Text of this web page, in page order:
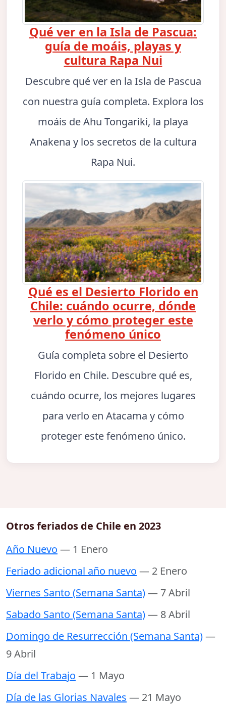
Qué ver en la Isla de Pascua:
guía de moáis, playas y
cultura Rapa Nui
Descubre qué ver en la Isla de Pascua
con nuestra guía completa. Explora los
moáis de Ahu Tongariki, la playa
Anakena y los secretos de la cultura
Rapa Nui.
Qué es el Desierto Florido en
Chile: cuándo ocurre, dónde
verlo y cómo proteger este
fenómeno único
Guía completa sobre el Desierto
Florido en Chile. Descubre qué es,
cuándo ocurre, los mejores lugares
para verlo en Atacama y cómo
proteger este fenómeno único.
Otros feriados de Chile en 2023
Año Nuevo — 1 Enero
Feriado adicional año nuevo — 2 Enero
Viernes Santo (Semana Santa)— 7 Abril
Sabado Santo (Semana Santa)— 8 Abril
Domingo de Resurrección (Semana Santa)—
9 Abril
Día del Trabajo — 1 Mayo
Día de las Glorias Navales — 21 Mayo